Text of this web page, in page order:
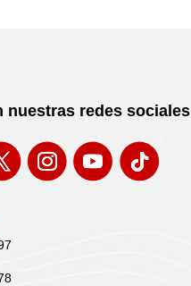
nuestras redes sociales